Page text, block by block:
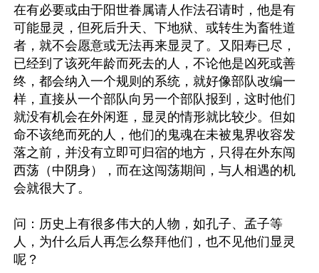
在有必要或由于阳世眷属请人作法召请时，他是有
可能显灵，但死后升天、下地狱、或转生为畜牲道
者，就不会愿意或无法再来显灵了。又阳寿已尽，
已经到了该死年龄而死去的人，不论他是凶死或善
终，都会纳入一个规则的系统，就好像部队改编一
样，直接从一个部队向另一个部队报到，这时他们
就没有机会在外闲逛，显灵的情形就比较少。但如
命不该绝而死的人，他们的鬼魂在未被鬼界收容发
落之前，并没有立即可归宿的地方，只得在外东闯
西荡（中阴身），而在这闯荡期间，与人相遇的机
会就很大了。
问：历史上有很多伟大的人物，如孔子、孟子等
人，为什么后人再怎么祭拜他们，也不见他们显灵
呢？